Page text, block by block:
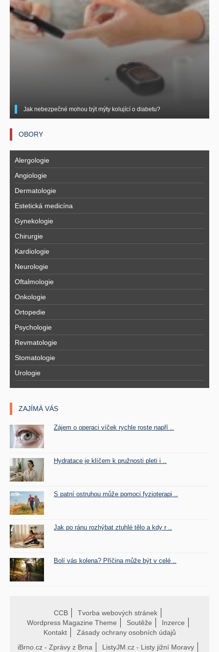
Jak nebezpečné mohou být mýty kolující o diabetu?
OBORY
Alergologie
Angiologie
Dermatologie
Estetická medicína
Gynekologie
Chirurgie
Kardiologie
Neurologie
Oftalmologie
Onkologie
Ortopedie
Psychologie
Revmatologie
Stomatologie
Urologie
ZAJÍMÁ VÁS
Zájem o operaci víček rychle roste napří ..
Hydratace je klíčem k pružnosti pleti i ..
S patní ostruhou může pomoci fyzioterapi ..
Jak po ránu rozhýbat ztuhlé tělo a kdy r ..
Bolí vás kolena? Příčina může být v celé ..
CCB
Tvorba webových stránek
Wordpress Magazine Theme
Soutěže
Inzerce
Kontakt
Zásady ochrany osobních údajů
iBrno.cz - Zprávy z Brna
ListyJM.cz - Listy jižní Moravy